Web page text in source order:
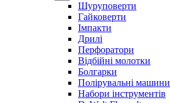
Шуруповерти
Гайковерти
Імпакти
Дрилі
Перфоратори
Відбійні молотки
Болгарки
Полірувальні машини
Набори інструментів